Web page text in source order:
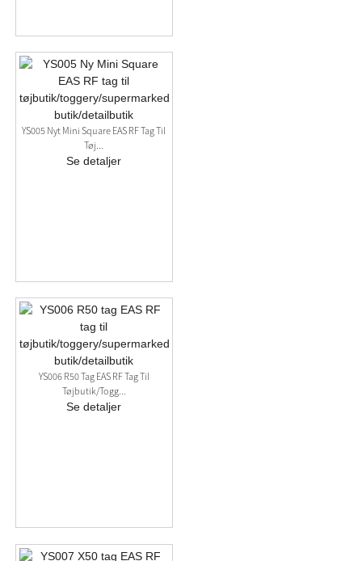
YS005 Nyt Mini Square EAS RF Tag Til
Tøj...
Se detaljer
YS006 R50 Tag EAS RF Tag Til
Tøjbutik/togg...
Se detaljer